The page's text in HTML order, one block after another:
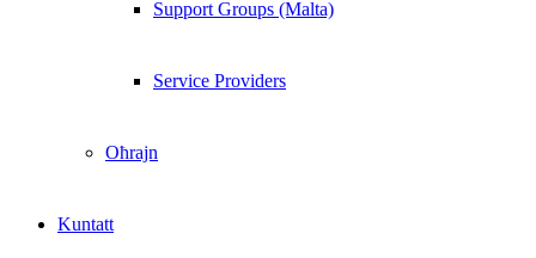
Support Groups (Malta)
Service Providers
Oħrajn
Kuntatt